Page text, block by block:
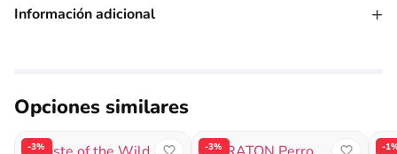
Información adicional +
Opciones similares
-3% -3% -